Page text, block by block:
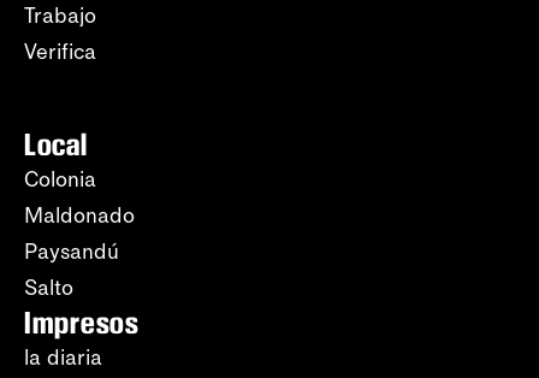
Trabajo
Verifica
Local
Colonia
Maldonado
Paysandú
Salto
Impresos
la diaria